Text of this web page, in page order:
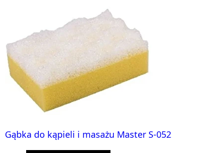
Gąbka do kąpieli i masażu Master S-052